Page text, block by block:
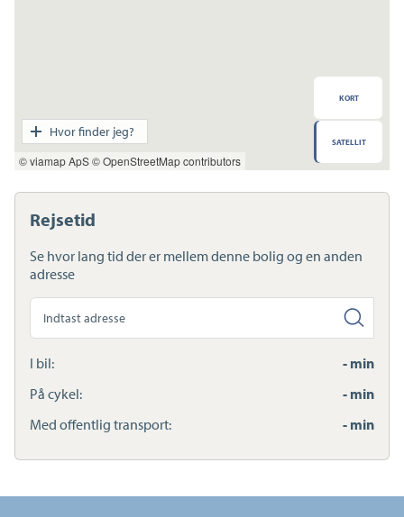
Rejsetid
Se hvor lang tid der er mellem denne bolig og en anden
adresse
Søg
anden
adresse
I bil:
- min
På cykel:
- min
Med offentlig transport:
- min
© viamap ApS© OpenStreetMap contributors
KORT
SATELLIT
Hvor finder jeg?
Transport
Indkøb
Daginstitution
Skole
Sundhed
Ladestandere
Lynladere